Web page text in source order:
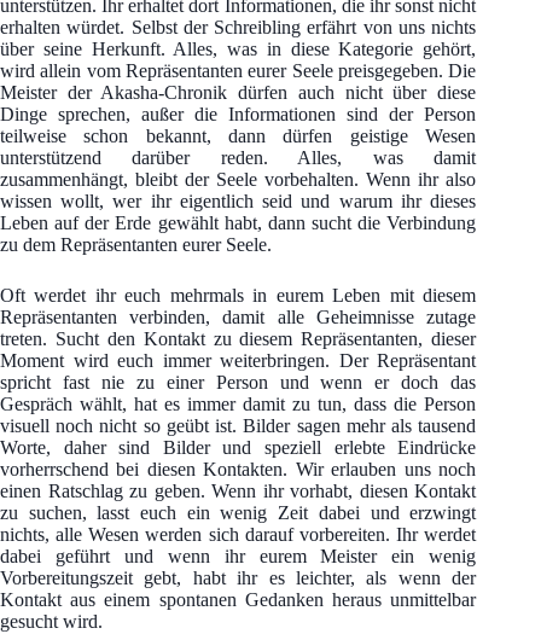
unterstützen. Ihr erhaltet dort Informationen, die ihr sonst nicht
erhalten würdet. Selbst der Schreibling erfährt von uns nichts
über seine Herkunft. Alles, was in diese Kategorie gehört,
wird allein vom Repräsentanten eurer Seele preisgegeben. Die
Meister der Akasha-Chronik dürfen auch nicht über diese
Dinge sprechen, außer die Informationen sind der Person
teilweise schon bekannt, dann dürfen geistige Wesen
unterstützend darüber reden. Alles, was damit
zusammenhängt, bleibt der Seele vorbehalten. Wenn ihr also
wissen wollt, wer ihr eigentlich seid und warum ihr dieses
Leben auf der Erde gewählt habt, dann sucht die Verbindung
zu dem Repräsentanten eurer Seele.
Oft werdet ihr euch mehrmals in eurem Leben mit diesem
Repräsentanten verbinden, damit alle Geheimnisse zutage
treten. Sucht den Kontakt zu diesem Repräsentanten, dieser
Moment wird euch immer weiterbringen. Der Repräsentant
spricht fast nie zu einer Person und wenn er doch das
Gespräch wählt, hat es immer damit zu tun, dass die Person
visuell noch nicht so geübt ist. Bilder sagen mehr als tausend
Worte, daher sind Bilder und speziell erlebte Eindrücke
vorherrschend bei diesen Kontakten. Wir erlauben uns noch
einen Ratschlag zu geben. Wenn ihr vorhabt, diesen Kontakt
zu suchen, lasst euch ein wenig Zeit dabei und erzwingt
nichts, alle Wesen werden sich darauf vorbereiten. Ihr werdet
dabei geführt und wenn ihr eurem Meister ein wenig
Vorbereitungszeit gebt, habt ihr es leichter, als wenn der
Kontakt aus einem spontanen Gedanken heraus unmittelbar
gesucht wird.